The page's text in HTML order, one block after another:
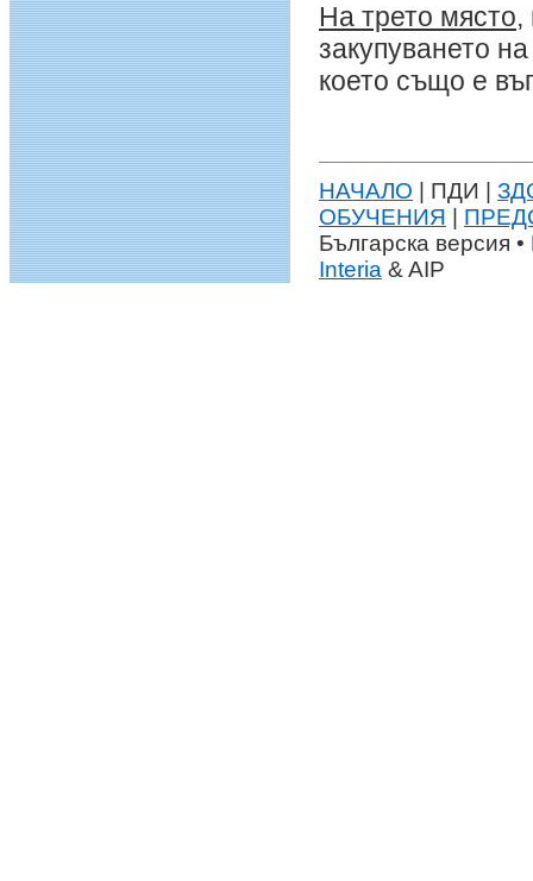
На трето място,
закупуването
което също е
НАЧАЛО | ПДИ |
ОБУЧЕНИЯ
Българска версия
Interia & AIP